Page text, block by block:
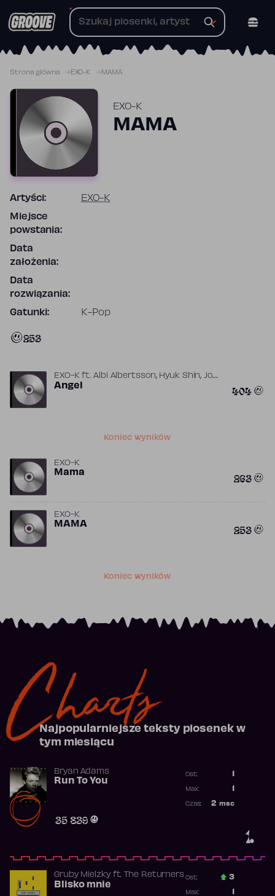
do
Strona główna EXO-K MAMA
EXO-K
MAMA
Artyści: EXO-K
Miejsce
powstania:
Data
założenia:
Data
rozwiązania:
Gatunki: K-Pop
253
EXO-Kft. Albi Albertsson, Hyuk Shin,Jo
Yoon Gyung
Angel 404
Koniec wyników
EXO-K
Mama 263
EXO-K
MAMA 253
Koniec wyników
Charts
Najpopularniejsze teksty piosenek w
tym miesiącu
1.
Bryan Adams
Run To You
35 839
Ost.:
Max:
2 msc
Czas:
Gruby Mielzkyft. The Returners
Blisko mnie
Ost.: 3
Max: